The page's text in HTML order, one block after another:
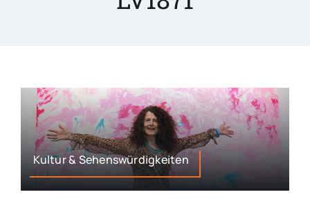
Kultur & Sehenswürdigkeiten